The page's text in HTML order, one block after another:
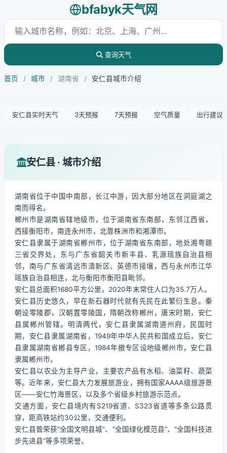
bfabyk天气网
查询天气
首页 / 城市 / 湖南省 / 安仁县城市介绍
安仁县实时天气 3天预报 7天预报 空气质量 出行建议
安仁县 · 城市介绍
湖南省位于中国中南部，长江中游，因大部分地区在洞庭湖之
南而得名。
郴州市是湖南省辖地级市，位于湖南省东南部，东邻江西省，
西接衡阳市，南连永州市，北靠株洲市和湘潭市。
安仁县隶属于湖南省郴州市，位于湖南省东南部，地处湘粤赣
三省交界处，东与广东省韶关市新丰县、乳源瑶族自治县相
邻，南与广东省清远市清新区、英德市接壤，西与永州市江华
瑶族自治县相连，北与衡阳市衡阳县毗邻。
安仁县总面积1680平方公里，2020年末常住人口为35.7万人。
安仁县历史悠久，早在新石器时代就有先民在此繁衍生息。秦
朝设零陵郡，汉朝置零陵国，隋朝改称郴州，唐宋时期，安仁
县属郴州管辖。明清两代，安仁县隶属湖南道州府，民国时
期，安仁县隶属湖南省，1949年中华人民共和国成立后，安仁
县隶属湖南省郴县专区，1984年撤专区设地级郴州市，安仁县
隶属郴州市。
安仁县以农业为主导产业，主要农产品有水稻、油菜籽、蔬菜
等。近年来，安仁县大力发展旅游业，拥有国家AAAA级旅游景
区——安仁竹海景区，以及多个省级乡村旅游示范点。
交通方面，安仁县境内有S219省道、S323省道等多条公路贯
穿，距高铁站约30公里，交通便利。
安仁县曾荣获“全国文明县城”、“全国绿化模范县”、“全国科技进
步先进县”等多项荣誉。